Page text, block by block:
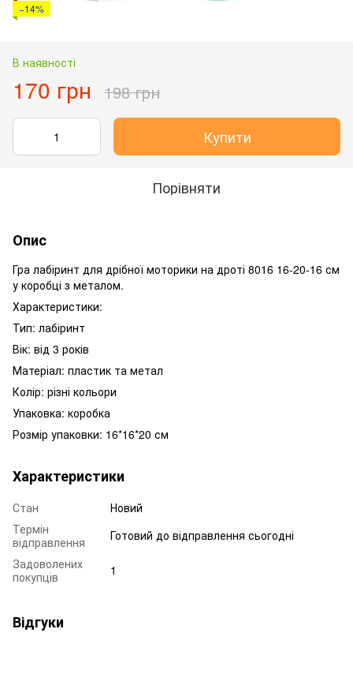
−14%
В наявності
170 грн 198 грн
Купити
Порівняти
Опис
Гра лабіринт для дрібної моторики на дроті 8016 16-20-16 см
у коробці з металом.
Характеристики:
Тип: лабіринт
Вік: від 3 років
Матеріал: пластик та метал
Колір: різні кольори
Упаковка: коробка
Розмір упаковки: 16*16*20 см
Характеристики
Стан
Новий
Термін
відправлення
Готовий до відправлення сьогодні
Задоволених
покупців
1
Відгуки